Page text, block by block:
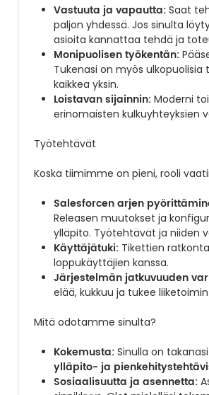
Vastuuta ja vapautta: Saat
paljon yhdessä. Jos sinulta
asioita kannattaa tehdä ja
Monipuolisen työkentän:
Tukenasi on myös
kaikkea yksin.
Loistavan sijainnin: Moderni
erinomaisten kulkuyhteyksien
Työtehtävät
Koska tiimimme on pieni, rooli
Salesforcen arjen
Releasen muutokset ja
ylläpito. Työtehtävät ja niiden
Käyttäjätuki: Tikettien
loppukäyttäjien kanssa.
Järjestelmän jatkuvuuden
elää, kukkuu ja tukee
Mitä odotamme sinulta?
Kokemusta: Sinulla on takanasi
ylläpito- ja
Sosiaalisuutta ja asennetta: